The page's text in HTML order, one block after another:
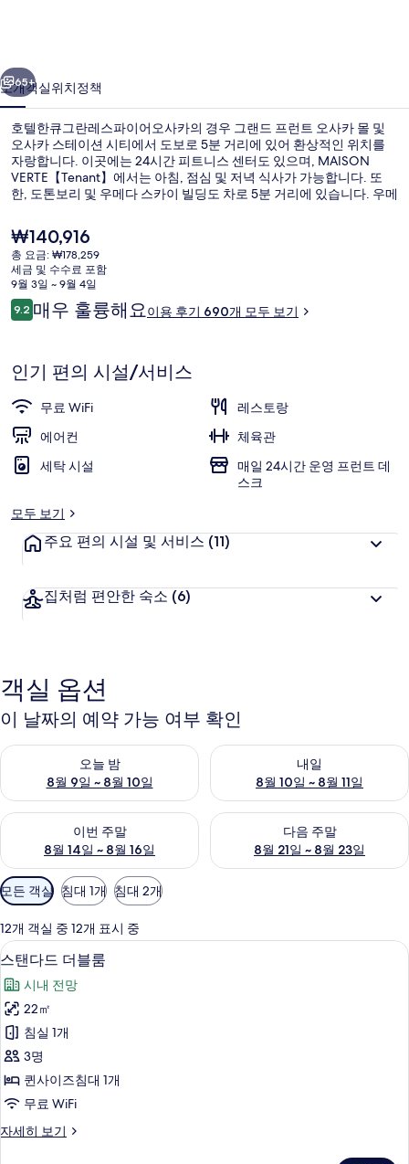
스
파
이
어
오
사
카
의
사
갤
러
리
65+
소개객실위치정책
호텔한큐그란레스파이어오사카의 경우 그랜드 프런트 오사카 몰 및
오사카 스테이션 시티에서 도보로 5분 거리에 있어 환상적인 위치를
자랑합니다. 이곳에는 24시간 피트니스 센터도 있으며, MAISON
VERTE【Tenant】에서는 아침, 점심 및 저녁 식사가 가능합니다. 또
한, 도톤보리 및 우메다 스카이 빌딩도 차로 5분 거리에 있습니다. 우메
대중 교통편을 이용하기 편리합니다.
현
재
가
격
은
₩140,916
₩140,916
총 요금: ₩178,259
세금 및 수수료 포함
9월 3일 ~ 9월 4일
이
용
기
9.210점 만점 중 9.2점.
매우 훌륭해요이용 후기 690개 모두 보기
인기 편의 시설/서비스
무료 WiFi
레스토랑
에어컨
체육관
세탁 시설
매일 24시간 운영 프런트 데
스크
모두 보기
주요 편의 시설 및 서비스 (11)
집처럼 편안한 숙소 (6)
객실 옵션
이 날짜의 예약 가능 여부 확인
오늘 밤
8월 9일 ~ 8월 10일
오늘 밤 예약 가능 여부 확인, 8월 9일 ~ 8월 10일
내일
8월 10일 ~ 8월 11일
내일 예약 가능 여부 확인, 8월
이번 주말
8월 14일 ~ 8월 16일
이번 주말 예약 가능 여부 확인, 8월 14일 ~ 8월 16일
다음 주말
8월 21일 ~ 8월 23일
다음 주말 예약 가능 여부 확인
객
실
에
사
용
가
능
한
필
터
모든 객실 침대 1개 침대 2개
12개 객실 중 12개 표시 중
스
탠
다
드
더
블
룸
진
스탠다드 더블룸 | 오리/거위털 이불,
8
스탠다드 더블룸
시내 전망
22㎡
침실 1개
3명
퀸사이즈침대 1개
무료 WiFi
자세히 보기
스